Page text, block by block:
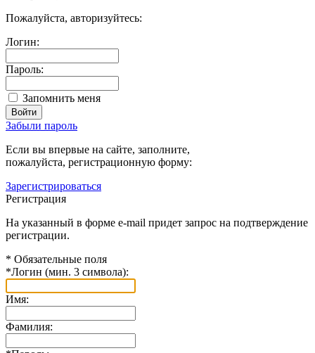
Пожалуйста, авторизуйтесь:
Логин:
Пароль:
Запомнить меня
Забыли пароль
Если вы впервые на сайте, заполните,
пожалуйста, регистрационную форму:
Зарегистрироваться
Регистрация
На указанный в форме e-mail придет запрос на подтверждение
регистрации.
* Обязательные поля
*Логин (мин. 3 символа):
Имя:
Фамилия: